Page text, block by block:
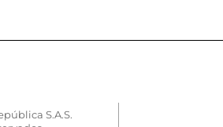
S.A.S.